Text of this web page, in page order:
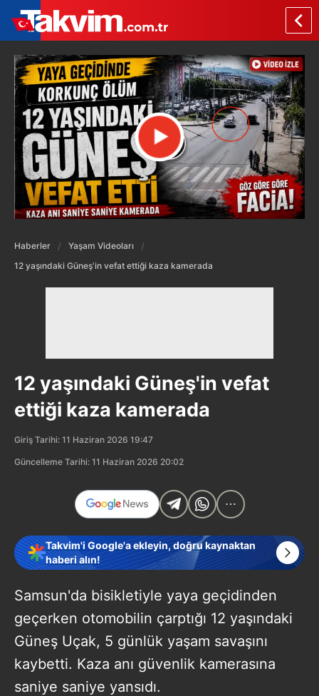
Haberler
Yaşam Videoları
12 yaşındaki Güneş'in vefat ettiği kaza kamerada
12 yaşındaki Güneş'in vefat
ettiği kaza kamerada
Giriş Tarihi: 11 Haziran 2026 19:47
Güncelleme Tarihi: 11 Haziran 2026 20:02
Takvim'i Google'a ekleyin, doğru kaynaktan
haberi alın!
Samsun'da bisikletiyle yaya geçidinden
geçerken otomobilin çarptığı 12 yaşındaki
Güneş Uçak, 5 günlük yaşam savaşını
kaybetti. Kaza anı güvenlik kamerasına
saniye saniye yansıdı.